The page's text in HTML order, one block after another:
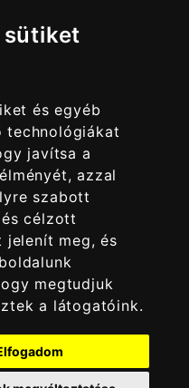
sütiket
és egyéb
technológiákat
javítsa a
azzal
szabott
célzott
jelenít meg, és
megtudjuk
a látogatóink.